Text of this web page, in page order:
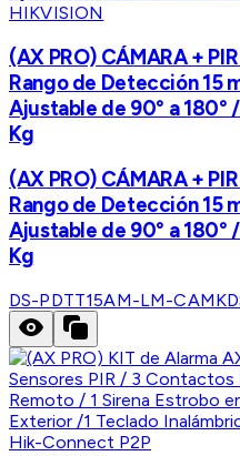
HIKVISION
(AX PRO) CÁMARA +
Rango de Detección 15
Ajustable de 90° a 180°
Kg
(AX PRO) CÁMARA +
Rango de Detección 15
Ajustable de 90° a 180°
Kg
DS-PDTT15AM-LM-CAMK